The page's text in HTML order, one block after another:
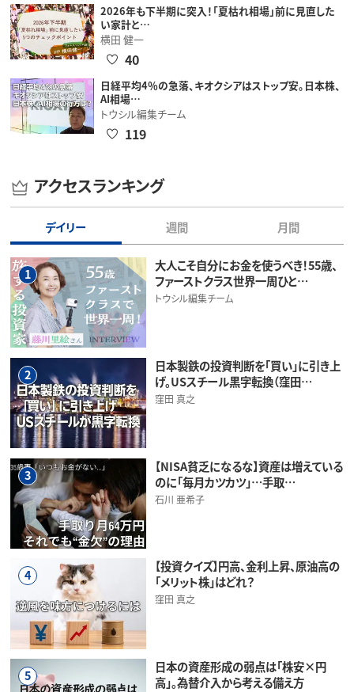
2026年も下半期に突入！「夏枯れ相場」前に見直した
い家計と…
横田 健一
40
日経平均4％の急落、キオクシアはストップ安。日本株、
AI相場…
トウシル編集チーム
119
アクセスランキング
デイリー 週間 月間
1
大人こそ自分にお金を使うべき！55歳、
ファーストクラス世界一周ひと…
トウシル編集チーム
2
日本製鉄の投資判断を「買い」に引き上
げ。USスチール黒字転換（窪田…
窪田 真之
3
【NISA貧乏になるな】資産は増えている
のに「毎月カツカツ」…手取…
石川 亜希子
4
【投資クイズ】円高、金利上昇、原油高の
「メリット株」はどれ？
窪田 真之
5
日本の資産形成の弱点は「株安×円
高」。為替介入から考える備え方